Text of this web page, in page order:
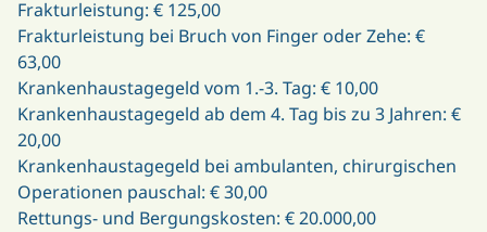
Frakturleistung: € 125,00
Frakturleistung bei Bruch von Finger oder Zehe: €
63,00
Krankenhaustagegeld vom 1.-3. Tag: € 10,00
Krankenhaustagegeld ab dem 4. Tag bis zu 3 Jahren: €
20,00
Krankenhaustagegeld bei ambulanten, chirurgischen
Operationen pauschal: € 30,00
Rettungs- und Bergungskosten: € 20.000,00